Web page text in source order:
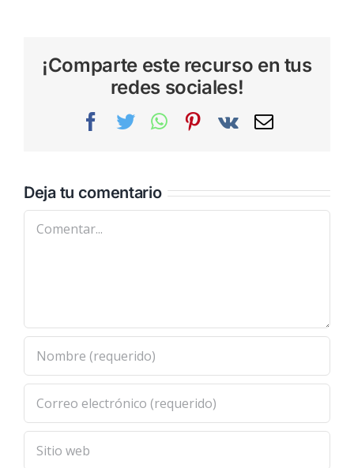
¡Comparte este recurso en tus
redes sociales!
Facebook
TwitterWhatsAppPinterest
Vk
Correo
Deja tu comentario
Comentar